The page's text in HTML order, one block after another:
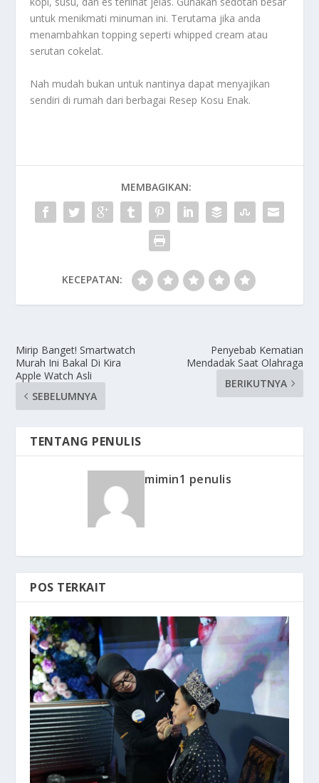
untuk menikmati minuman ini. Terutama jika anda
menambahkan topping seperti whipped cream atau
serutan cokelat.
Nah mudah bukan untuk nantinya dapat menyajikan
sendiri di rumah dari berbagai Resep Kosu Enak.
MEMBAGIKAN:
KECEPATAN:
Mirip Banget! Smartwatch
Murah Ini Bakal Di Kira
Apple Watch Asli
SEBELUMNYA
Penyebab Kematian
Mendadak Saat Olahraga
BERIKUTNYA
TENTANG PENULIS
mimin1 penulis
POS TERKAIT